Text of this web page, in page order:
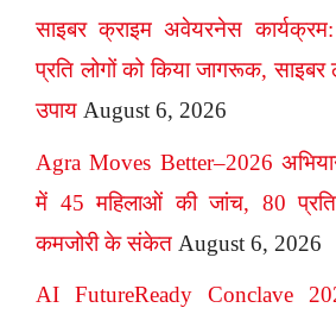
साइबर क्राइम अवेयरनेस
प्रति लोगों को किया जागरूक,
उपाय August 6, 2026
Agra Moves Better–2026
में 45 महिलाओं की जांच, 80
कमजोरी के संकेत August 6, 2026
AI FutureReady Conclave